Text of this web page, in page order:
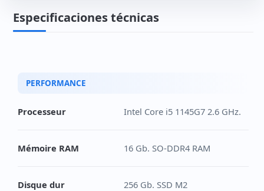
Especificaciones técnicas
PERFORMANCE
Processeur Intel Core i5 1145G7 2.6 GHz.
Mémoire RAM 16 Gb. SO-DDR4 RAM
Disque dur 256 Gb. SSD M2